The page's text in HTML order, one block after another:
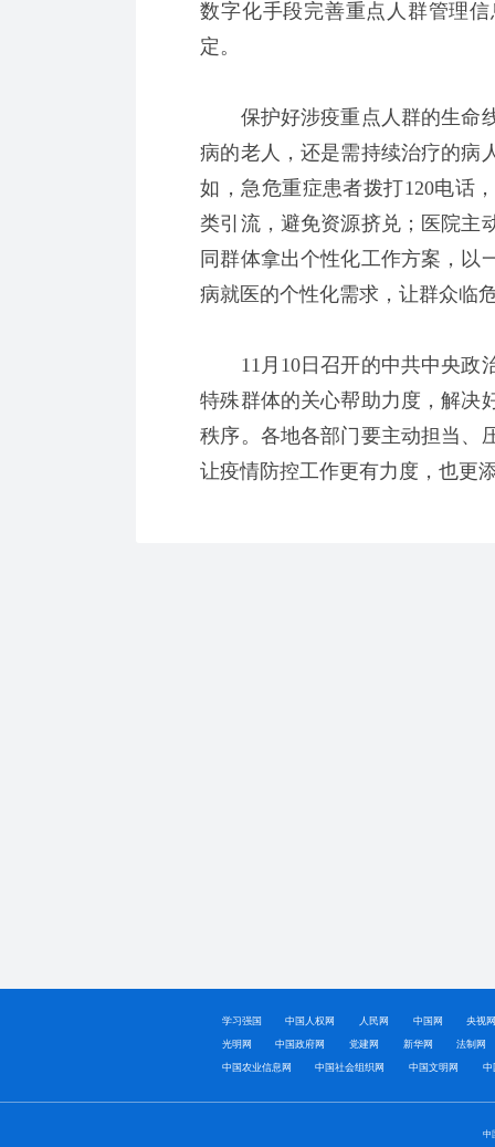
数字化手段完善重点人群管理
定。
保护好涉疫重点人群的生命线
病的老人，还是需持续治疗的病
如，急危重症患者拨打120电话
类引流，避免资源挤兑；医院主
同群体拿出个性化工作方案，以
病就医的个性化需求，让群众临
11月10日召开的中共中央政
特殊群体的关心帮助力度，解决
秩序。各地各部门要主动担当、
让疫情防控工作更有力度，也更
学习强国 中国人权网 人民网 中国网 央视
光明网 中国政府网 党建网 新华网 法制网
中国农业信息网 中国社会组织网 中国文明网 中
中